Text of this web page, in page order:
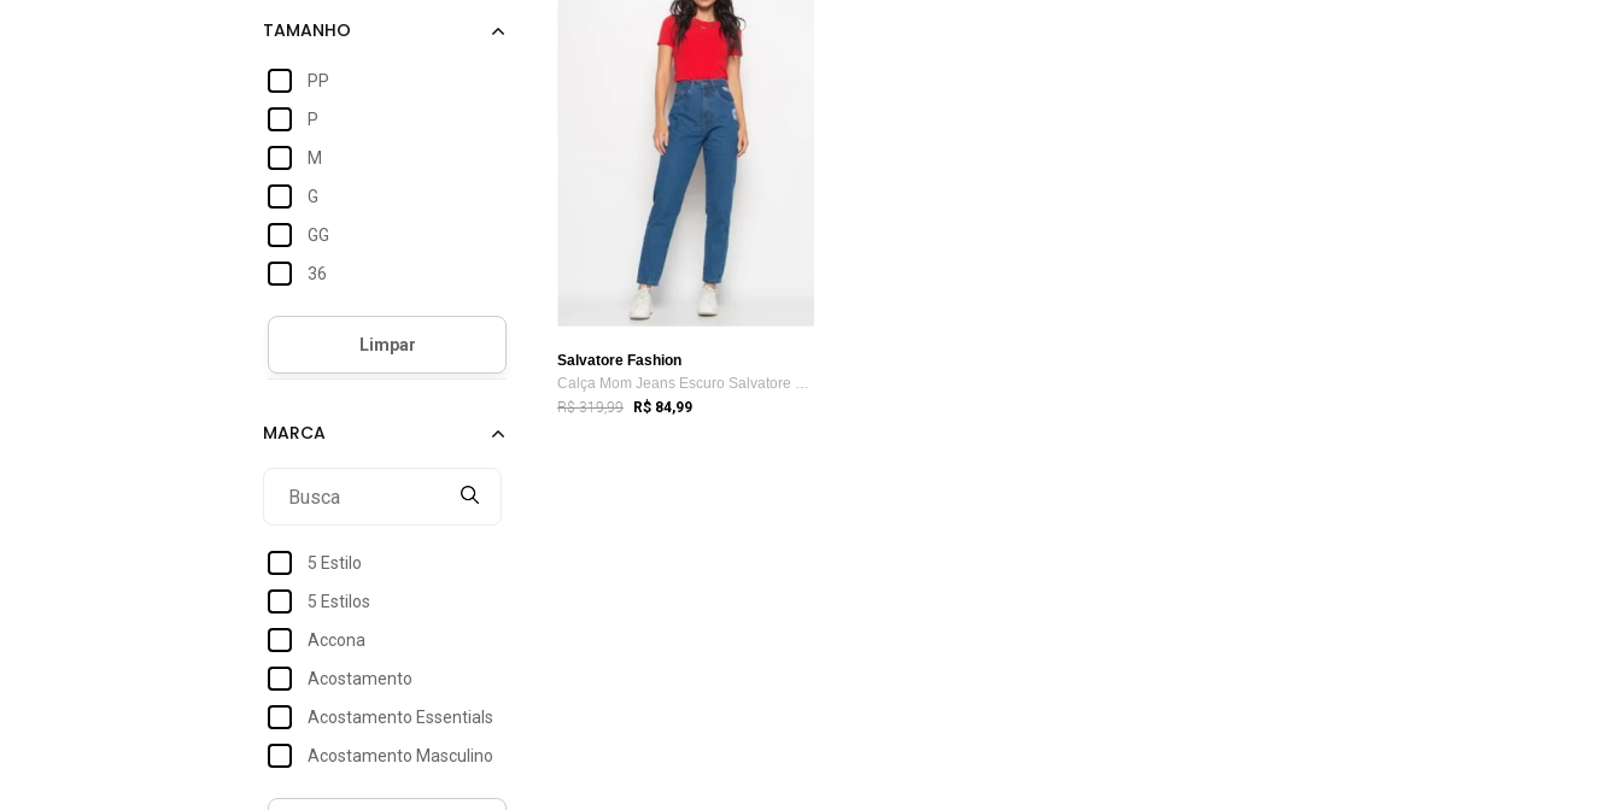
PP
P
M
G
GG
36
38
5 Estilo
5 Estilos
Accona
Acostamento
Acostamento Essentials
Acostamento Masculino
Act Feminino
Salvatore Fashion
Calça Mom Jeans Escuro Salvatore Fashion
R$ 319,99 R$ 84,99